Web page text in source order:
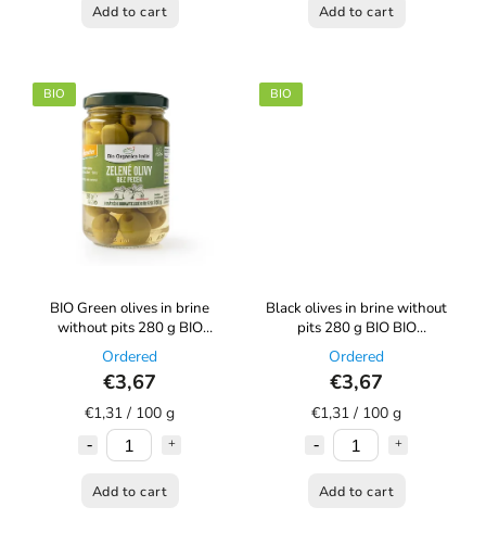
Add to cart Add to cart
BIO
BIO Green olives in brine
without pits 280 g BIO
ORGANICA ITALIA
Ordered
€3,67
€1,31 / 100 g
Add to cart
BIO
Black olives in brine without
pits 280 g BIO BIO
ORGANICA ITALIA
Ordered
€3,67
€1,31 / 100 g
Add to cart